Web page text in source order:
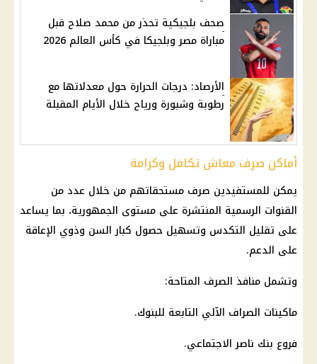
صحف بلجيكية تحذر من محمد صلاح قبل
مباراة مصر وبلجيكا في كأس العالم 2026
الأرصاد: درجات الحرارة حول معدلاتها مع
رطوبة وشبورة ورياح خلال الأيام المقبلة
أماكن صرف معاش تكافل وكرامة
يمكن للمستفيدين صرف مستحقاتهم من خلال عدد من
القنوات الرسمية المنتشرة على مستوى الجمهورية، بما يساعد
على تقليل التكدس وتسهيل حصول كبار السن وذوي الإعاقة
على الدعم.
وتشمل منافذ الصرف المتاحة:
ماكينات الصراف الآلي التابعة للبنوك.
فروع بنك ناصر الاجتماعي.